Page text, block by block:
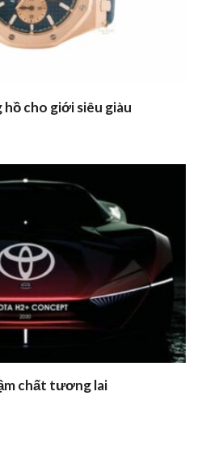
cho giới siêu giàu
chất tương lai